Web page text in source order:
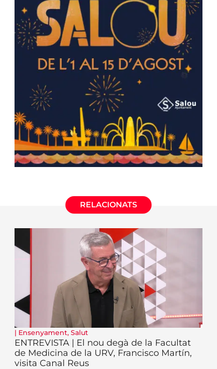
RELACIONATS
| Ensenyament, Salut
ENTREVISTA | El nou degà de la Facultat
de Medicina de la URV, Francisco Martín,
visita Canal Reus